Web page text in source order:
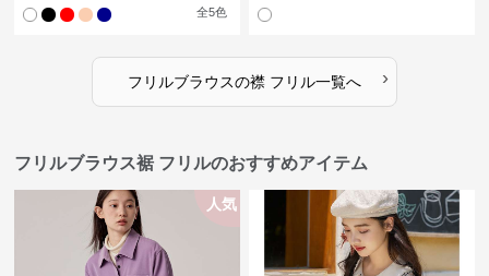
全5色
フリルブラウスの襟 フリル一覧へ ›
フリルブラウス裾 フリルのおすすめアイテム
人気